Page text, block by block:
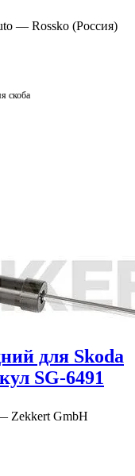
— Rossko (Россия)
скоба
для Skoda
SG-6491
Zekkert GmbH